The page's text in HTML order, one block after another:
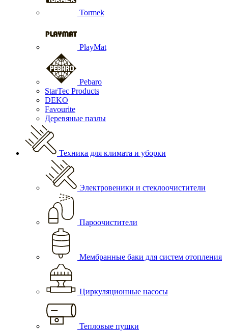
Tormek
PlayMat
Pebaro
StarTec Products
DEKO
Favourite
Деревяные пазлы
Техника для климата и уборки
Электровеники и стеклоочистители
Пароочистители
Мембранные баки для систем отопления
Циркуляционные насосы
Тепловые пушки